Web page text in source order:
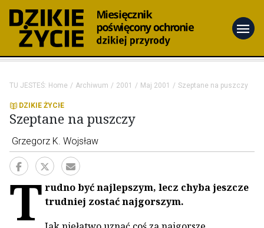
menu
TU JESTEŚ: Home Archiwum 2001 Maj 2001 Szeptane na puszczy
DZIKIE ŻYCIE
Szeptane na puszczy
Grzegorz K. Wojsław
T rudno być najlepszym, lecz chyba jeszcze
trudniej zostać najgorszym.